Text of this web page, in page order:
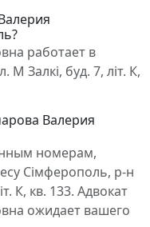
работает в
М Залкі, буд. 7, літ. К,
Валерия
номерам,
Сімферополь, р-н
К, кв. 133. Адвокат
ожидает вашего